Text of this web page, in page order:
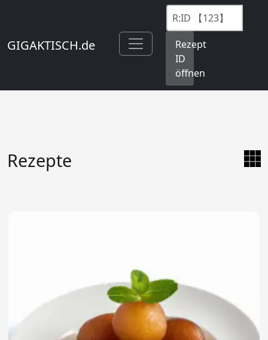
GIGAKTISCH.de
Rezept
ID
öffnen
Rezepte